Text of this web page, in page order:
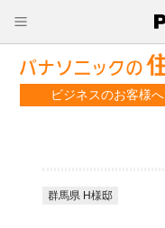
ビジネスのお客様へ
群馬県 H様邸